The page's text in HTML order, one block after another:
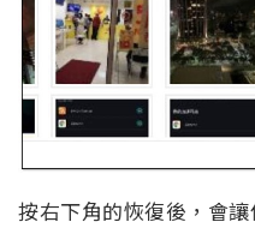
按右下角的恢復後，會讓